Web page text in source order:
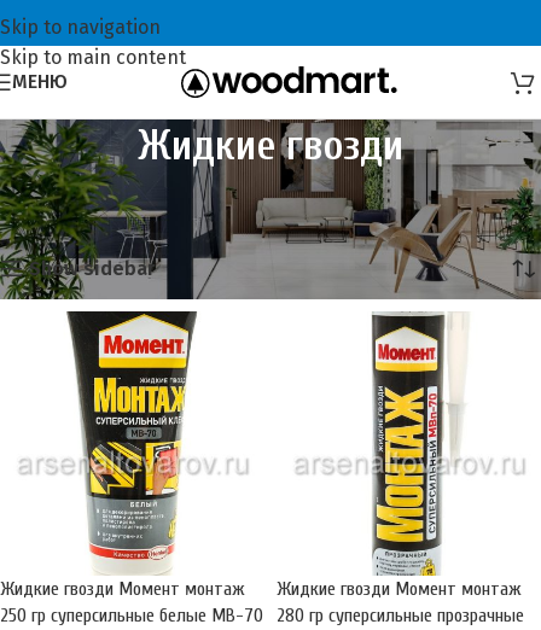
Skip to navigation
Skip to main content
МЕНЮ
Жидкие гвозди
Главная Хозтовары Клеи
Жидкие гвозди
Showing all 19 results
Show sidebar
Жидкие гвозди Момент монтаж
250 гр суперсильные белые МВ-70
Жидкие гвозди Момент монтаж
280 гр суперсильные прозрачные